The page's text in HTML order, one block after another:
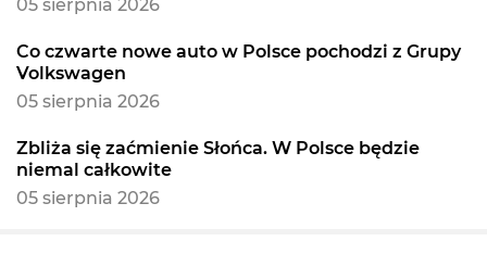
05 sierpnia 2026
Co czwarte nowe auto w Polsce pochodzi z Grupy
Volkswagen
05 sierpnia 2026
Zbliża się zaćmienie Słońca. W Polsce będzie
niemal całkowite
05 sierpnia 2026